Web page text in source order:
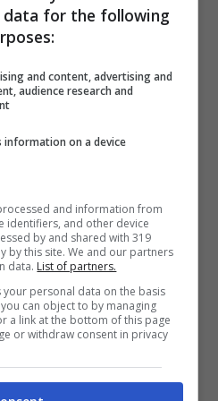
che crescono
può sembrare un
capire il
fermarsi non lo è
infallibile consiste
se l’albume
via, allora ha
ideale.
data for the following
and content, advertising and
audience research and
information on a device
and information from
identifiers, and other device
by and shared with 319
by this site. We and our partners
data. List of partners.
personal data on the basis
can object to by managing
a link at the bottom of this page
or withdraw consent in privacy